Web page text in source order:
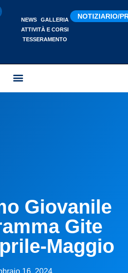
NEWS
GALLERIA
ATTIVITÀ E CORSI
TESSERAMENTO
NOTIZIARIO/
Giovanile
Gite
Maggio
16, 2024